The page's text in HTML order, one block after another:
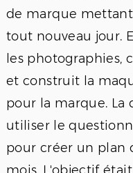
de marque mettant
tout nouveau jour.
les photographies,
et construit la
pour la marque. La
utiliser le
pour créer un plan